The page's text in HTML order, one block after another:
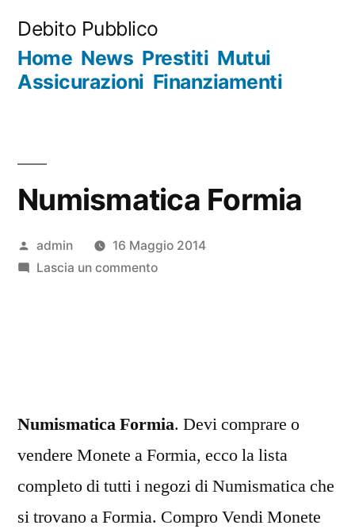
contenuto
Debito Pubblico
Home News Prestiti Mutui
Assicurazioni Finanziamenti
Numismatica Formia
Pubblicato
da
admin
16 Maggio 2014
Lascia un commentosu
Numismatica Formia. Devi comprare o
vendere Monete a Formia, ecco la lista
completo di tutti i negozi di Numismatica che
si trovano a Formia. Compro Vendi Monete